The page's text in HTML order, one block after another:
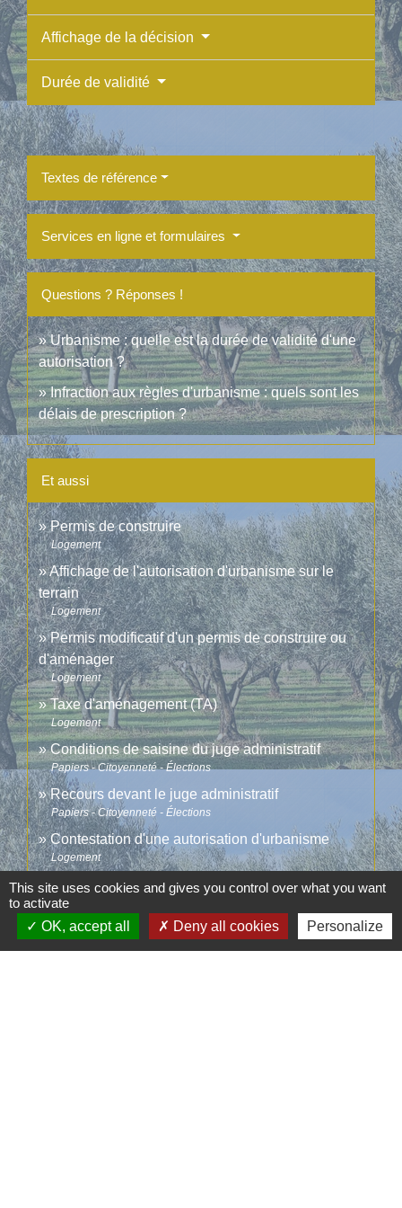
Affichage de la décision
Durée de validité
Textes de référence
Services en ligne et formulaires
Questions ? Réponses !
Urbanisme : quelle est la durée de validité d'une
autorisation ?
Infraction aux règles d'urbanisme : quels sont les
délais de prescription ?
Et aussi
Permis de construire
Logement
Affichage de l'autorisation d'urbanisme sur le
terrain
Logement
Permis modificatif d'un permis de construire ou
d'aménager
Logement
Taxe d'aménagement (TA)
Logement
Conditions de saisine du juge administratif
Papiers - Citoyenneté - Élections
Recours devant le juge administratif
Papiers - Citoyenneté - Élections
Contestation d'une autorisation d'urbanisme
Logement
Comment faire si...
This site uses cookies and gives you control over what you want
to activate
OK, accept all
Deny all cookies Personalize